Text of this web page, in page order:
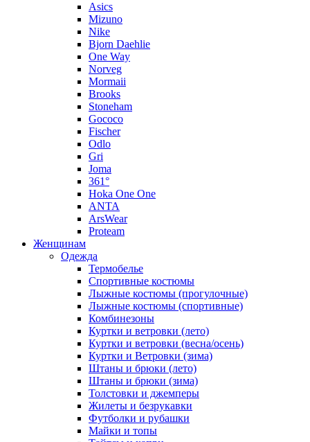
Asics
Mizuno
Nike
Bjorn Daehlie
One Way
Norveg
Mormaii
Brooks
Stoneham
Gococo
Fischer
Odlo
Gri
Joma
361°
Hoka One One
ANTA
ArsWear
Proteam
Женщинам
Одежда
Термобелье
Спортивные костюмы
Лыжные костюмы (прогулочные)
Лыжные костюмы (спортивные)
Комбинезоны
Куртки и ветровки (лето)
Куртки и ветровки (весна/осень)
Куртки и Ветровки (зима)
Штаны и брюки (лето)
Штаны и брюки (зима)
Толстовки и джемперы
Жилеты и безрукавки
Футболки и рубашки
Майки и топы